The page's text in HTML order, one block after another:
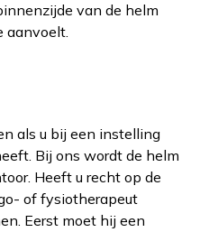
van de helm
aanvoelt.
als u bij een instelling
Bij ons wordt de helm
Heeft u recht op de
of fysiotherapeut
Eerst moet hij een